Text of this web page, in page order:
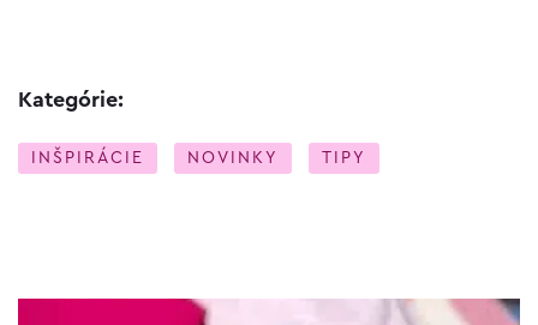
Kategórie:
INŠPIRÁCIE NOVINKY TIPY